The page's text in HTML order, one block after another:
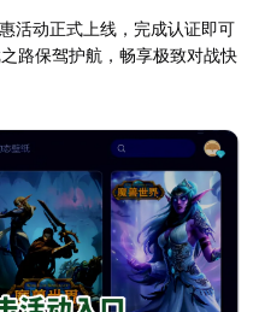
活动正式上线，完成认证即可
路保驾护航，畅享极致对战快